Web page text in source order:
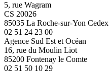
5, rue Wagram
CS 20026
85035 La Roche-sur-Yon Cedex
02 51 24 23 00
Agence Sud Est et Océan
16, rue du Moulin Liot
85200 Fontenay le Comte
02 51 50 10 29